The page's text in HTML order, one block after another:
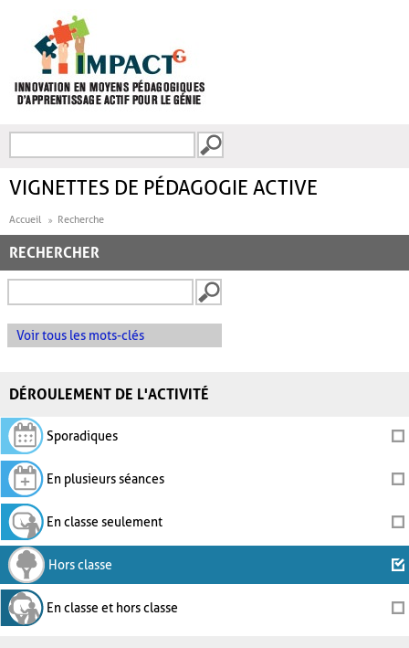
FORMULAIRE DE
VIGNETTES DE PÉDAGOGIE ACTIVE
Accueil Recherche
RECHERCHER
Voir tous les mots-clés
DÉROULEMENT DE L'ACTIVITÉ
Sporadiques
En plusieurs séances
En classe seulement
Hors classe
En classe et hors classe